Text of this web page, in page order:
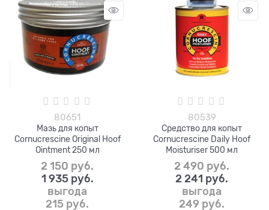
80651
Мазь для копыт
Cornucrescine Original Hoof
Ointment 250 мл
2 150 руб.
1 935 руб.
выгода
215 руб.
80539
Средство для копыт
Cornucrescine Daily Hoof
Moisturiser 500 мл
2 490 руб.
2 241 руб.
выгода
249 руб.